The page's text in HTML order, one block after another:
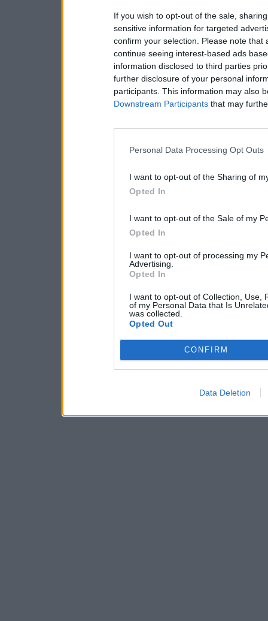
If you wish to opt-out of the sale,
sensitive information for targeted
confirm your selection. Please note
continue seeing interest-based ads
information disclosed to third parties
further disclosure of your personal
participants. This information may also
Downstream Participants that may
Personal Data Processing Opt Outs
I want to opt-out of the Sharing of
Opted In
I want to opt-out of the Sale of my
Opted In
I want to opt-out of processing my
Advertising.
Opted In
I want to opt-out of Collection, Use,
of my Personal Data that Is
was collected.
Opted Out
CONFIRM
Data Deletion